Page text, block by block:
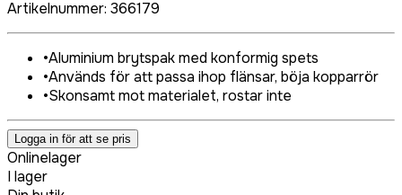
Artikelnummer: 366179
•Aluminium brytspak med konformig spets
•Används för att passa ihop flänsar, böja kopparrör
•Skonsamt mot materialet, rostar inte
Logga in för att se pris
Onlinelager
I lager